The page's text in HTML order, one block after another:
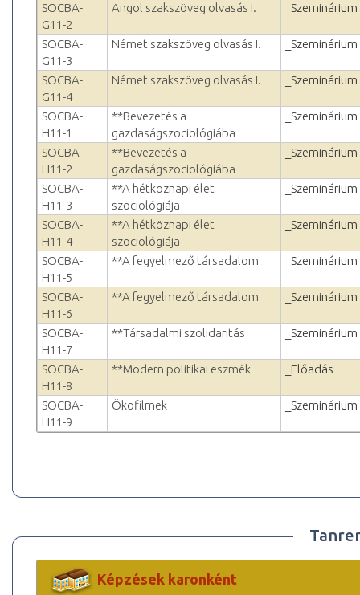
SOCBA-
G11-2
Angol szakszöveg olvasás I. _Szeminárium
SOCBA-
G11-3
Német szakszöveg olvasás I. _Szeminárium
SOCBA-
G11-4
Német szakszöveg olvasás I. _Szeminárium
SOCBA-
H11-1
**Bevezetés a
gazdaságszociológiába
_Szeminárium
SOCBA-
H11-2
**Bevezetés a
gazdaságszociológiába
_Szeminárium
SOCBA-
H11-3
**A hétköznapi élet
szociológiája
_Szeminárium
SOCBA-
H11-4
**A hétköznapi élet
szociológiája
_Szeminárium
SOCBA-
H11-5
**A fegyelmező társadalom _Szeminárium
SOCBA-
H11-6
**A fegyelmező társadalom _Szeminárium
SOCBA-
H11-7
**Társadalmi szolidaritás _Szeminárium
SOCBA-
H11-8
**Modern politikai eszmék _Előadás
SOCBA-
H11-9
Ökofilmek _Szeminárium
Képzések karonként